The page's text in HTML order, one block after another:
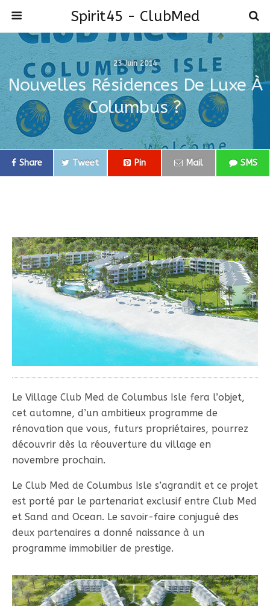
Spirit45 - ClubMed
23 Juin 2014
Nouvelles Résidences De Luxe À
Columbus ?
Share Tweet Pin Mail SMS
Le Village Club Med de Columbus Isle fera l’objet,
cet automne, d’un ambitieux programme de
rénovation que vous, futurs propriétaires, pourrez
découvrir dès la réouverture du village en
novembre prochain.
Le Club Med de Columbus Isle s’agrandit et ce projet
est porté par le partenariat exclusif entre Club Med
et Sand and Ocean. Le savoir-faire conjugué des
deux partenaires a donné naissance à un
programme immobilier de prestige.